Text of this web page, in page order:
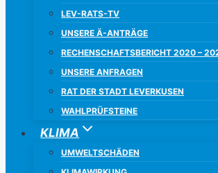
LEV-RATS-TV
UNSERE Ä-ANTRÄGE
RECHENSCHAFTSBERICHT 2020 –
UNSERE ANFRAGEN
RAT DER STADT LEVERKUSEN
WAHLPRÜFSTEINE
KLIMA
UMWELTSCHÄDEN